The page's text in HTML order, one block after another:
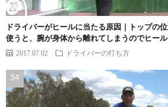
ドライバーがヒールに当たる原因｜トップの
使うと、腕が身体から離れてしまうのでヒール
2017.07.02 ドライバーの打ち方